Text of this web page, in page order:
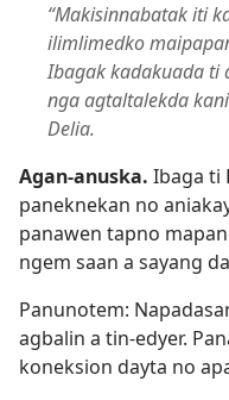
“Makisinnabatak iti
ilimlimedko
Ibagak kadakuada ti
nga agtaltalekda
Delia.
Agan-anuska. Ibaga ti
paneknekan no
panawen tapno
ngem saan a sayang
Panunotem:
agbalin a tin-edyer.
koneksion dayta no